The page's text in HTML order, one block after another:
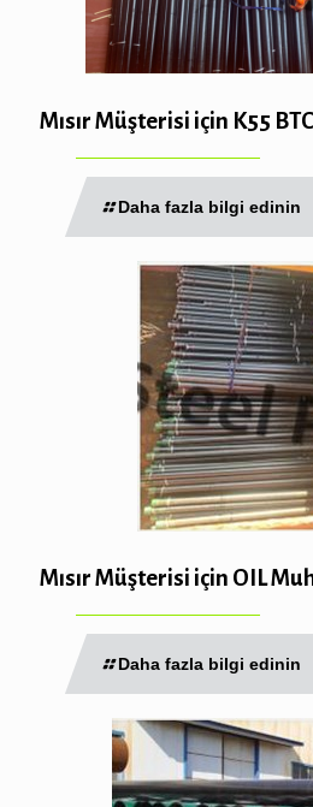
Mısır Müşterisi için K55
Daha fazla bilgi edinin
Mısır Müşterisi için OIL
Daha fazla bilgi edinin